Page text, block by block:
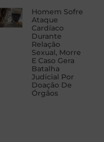
Homem Sofre
Ataque
Cardíaco
Durante
Relação
Sexual, Morre
E Caso Gera
Batalha
Judicial Por
Doação De
Órgãos